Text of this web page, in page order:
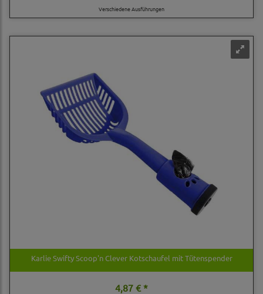
Verschiedene Ausführungen
Karlie Swifty Scoop'n Clever Kotschaufel mit Tütenspender
4,87 € *